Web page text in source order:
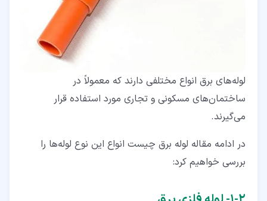
لوله‌های برق انواع مختلفی دارند که معمولاً در
ساختمان‌های مسکونی و تجاری مورد استفاده قرار
می‌گیرند.
در ادامه مقاله لوله برق چیست انواع این نوع لوله‌ها را
بررسی خواهیم کرد: